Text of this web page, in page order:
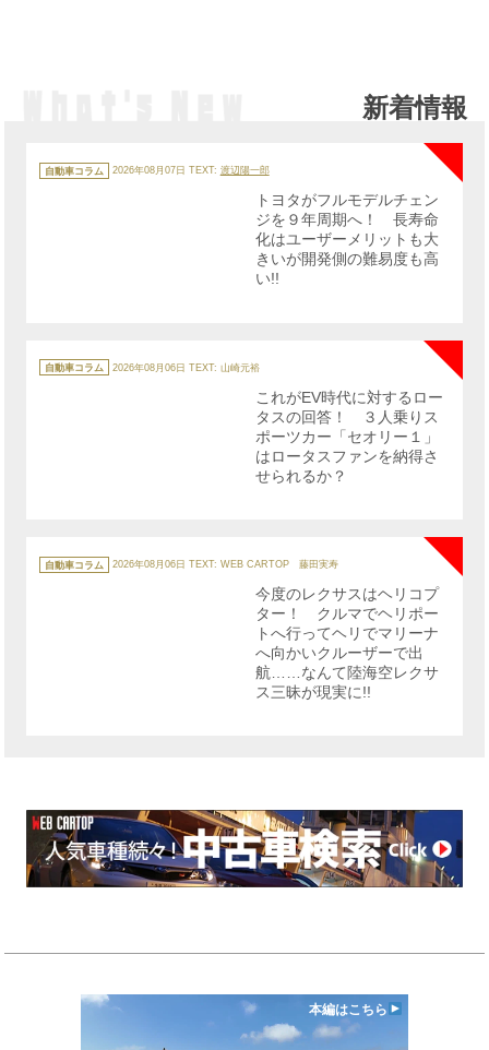
新着情報
テ
ゴ
自動車コラム 2026年08月07日 TEXT: 渡辺陽一郎
NEW
トヨタがフルモデルチェン
ジを９年周期へ！ 長寿命
化はユーザーメリットも大
きいが開発側の難易度も高
い!!
テ
ゴ
自動車コラム 2026年08月06日 TEXT: 山崎元裕
これがEV時代に対するロー
タスの回答！ ３人乗りス
ポーツカー「セオリー１」
はロータスファンを納得さ
せられるか？
テ
ゴ
自動車コラム 2026年08月06日 TEXT: WEB CARTOP 藤田実寿
今度のレクサスはヘリコプ
ター！ クルマでヘリポー
トへ行ってヘリでマリーナ
へ向かいクルーザーで出
航……なんて陸海空レクサ
ス三昧が現実に!!
本編はこちら